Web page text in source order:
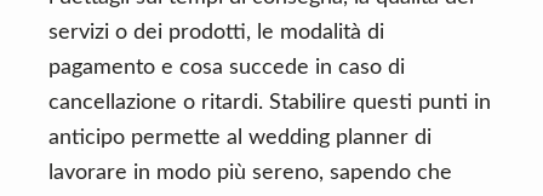
servizi o dei prodotti, le modalità di
pagamento e cosa succede in caso di
cancellazione o ritardi. Stabilire questi punti in
anticipo permette al wedding planner di
lavorare in modo più sereno, sapendo che